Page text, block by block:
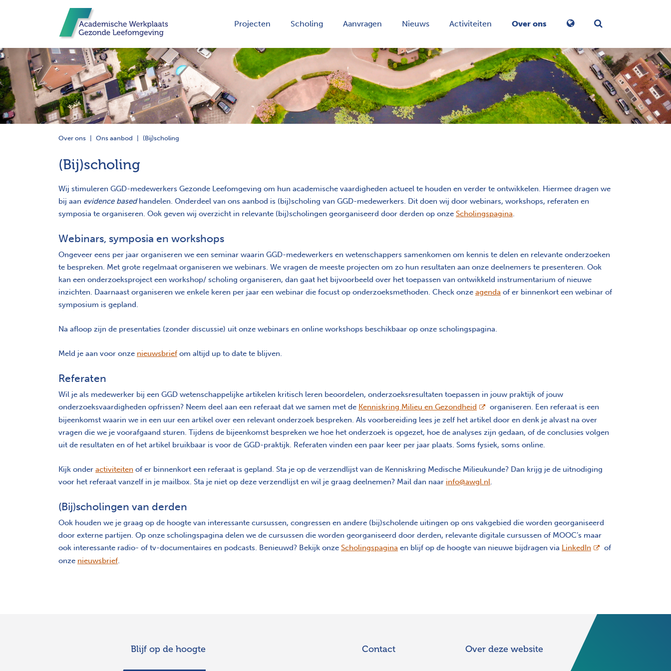
Projecten Scholing Aanvragen Nieuws Activiteiten
Over ons
Over ons Ons aanbod (Bij)scholing
(Bij)scholing
Wij stimuleren GGD-medewerkers Gezonde Leefomgeving om hun academische vaardigheden actueel te houden en verder te ontwikkelen. Hiermee dragen we
bij aan evidence basedhandelen. Onderdeel van ons aanbod is (bij)scholing van GGD-medewerkers. Dit doen wij door webinars, workshops, referaten en
symposia te organiseren. Ook geven wij overzicht in relevante (bij)scholingen georganiseerd door derden op onze Scholingspagina.
Webinars, symposia en workshops
Ongeveer eens per jaar organiseren we een seminar waarin GGD-medewerkers en wetenschappers samenkomen om kennis te delen en relevante onderzoeken
te bespreken. Met grote regelmaat organiseren we webinars. We vragen de meeste projecten om zo hun resultaten aan onze deelnemers te presenteren. Ook
kan een onderzoeksproject een workshop/ scholing organiseren, dan gaat het bijvoorbeeld over het toepassen van ontwikkeld instrumentarium of nieuwe
inzichten. Daarnaast organiseren we enkele keren per jaar een webinar die focust op onderzoeksmethoden. Check onze agenda of er binnenkort een webinar of
symposium is gepland.
Na afloop zijn de presentaties (zonder discussie) uit onze webinars en online workshops beschikbaar op onze scholingspagina.
Meld je aan voor onze nieuwsbrief om altijd up to date te blijven.
Referaten
Wil je als medewerker bij een GGD wetenschappelijke artikelen kritisch leren beoordelen, onderzoeksresultaten toepassen in jouw praktijk of jouw
onderzoeksvaardigheden opfrissen? Neem deel aan een referaat dat we samen met de Kenniskring Milieu en Gezondheid opent nieuw scherm
organiseren. Een referaat is een
bijeenkomst waarin we in een uur een artikel over een relevant onderzoek bespreken. Als voorbereiding lees je zelf het artikel door en denk je alvast na over
vragen die we je voorafgaand sturen. Tijdens de bijeenkomst bespreken we hoe het onderzoek is opgezet, hoe de analyses zijn gedaan, of de conclusies volgen
uit de resultaten en of het artikel bruikbaar is voor de GGD-praktijk. Referaten vinden een paar keer per jaar plaats. Soms fysiek, soms online.
Kijk onder activiteiten of er binnenkort een referaat is gepland. Sta je op de verzendlijst van de Kenniskring Medische Milieukunde? Dan krijg je de uitnodiging
voor het referaat vanzelf in je mailbox. Sta je niet op deze verzendlijst en wil je graag deelnemen? Mail dan naar info@awgl.nl.
(Bij)scholingen van derden
Ook houden we je graag op de hoogte van interessante cursussen, congressen en andere (bij)scholende uitingen op ons vakgebied die worden georganiseerd
door externe partijen. Op onze scholingspagina delen we de cursussen die worden georganiseerd door derden, relevante digitale cursussen of MOOC’s maar
ook interessante radio- of tv-documentaires en podcasts. Benieuwd? Bekijk onze Scholingspagina en blijf op de hoogte van nieuwe bijdragen via LinkedIn opent nieuw scherm
of
onze nieuwsbrief.
Blijf op de hoogte Contact Over deze website